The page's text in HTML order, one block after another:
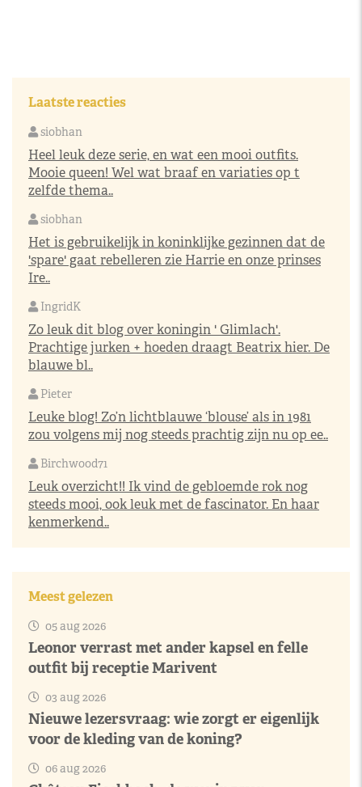
Laatste reacties
siobhan
Heel leuk deze serie, en wat een mooi outfits.
Mooie queen! Wel wat braaf en variaties op t
zelfde thema..
siobhan
Het is gebruikelijk in koninklijke gezinnen dat de
'spare' gaat rebelleren zie Harrie en onze prinses
Ire..
IngridK
Zo leuk dit blog over koningin ' Glimlach'.
Prachtige jurken + hoeden draagt Beatrix hier. De
blauwe bl..
Pieter
Leuke blog! Zo’n lichtblauwe ‘blouse’ als in 1981
zou volgens mij nog steeds prachtig zijn nu op ee..
Birchwood71
Leuk overzicht!! Ik vind de gebloemde rok nog
steeds mooi, ook leuk met de fascinator. En haar
kenmerkend..
Meest gelezen
05 aug 2026
Leonor verrast met ander kapsel en felle
outfit bij receptie Marivent
03 aug 2026
Nieuwe lezersvraag: wie zorgt er eigenlijk
voor de kleding van de koning?
06 aug 2026